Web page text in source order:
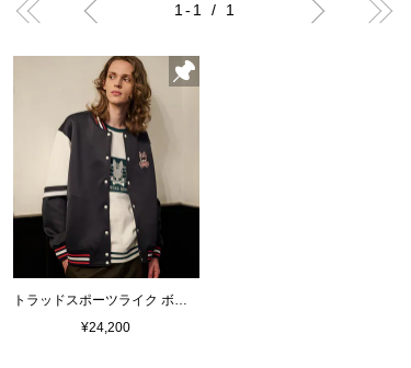
1-1 / 1
トラッドスポーツライク ボンバージャケット
¥24,200